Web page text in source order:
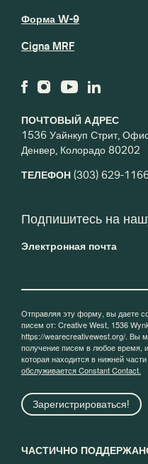
ПОЧТОВЫЙ АДРЕС
1536 Уайнкуп Стрит,
Денвер, Колорадо 80202
ТЕЛЕФОН (303) 629-
Форма W-9
Cigna MRF
Подпишитесь на
Электронная почта
Отправляя эту форму, вы даете
писем от: Creative West, 1536
https://wearecreativewest.org/. Вы
получение писем в любое время,
которая находится в нижней
обслуживается Constant Contact.
Зарегистрироваться!
ЧАСТИЧНО